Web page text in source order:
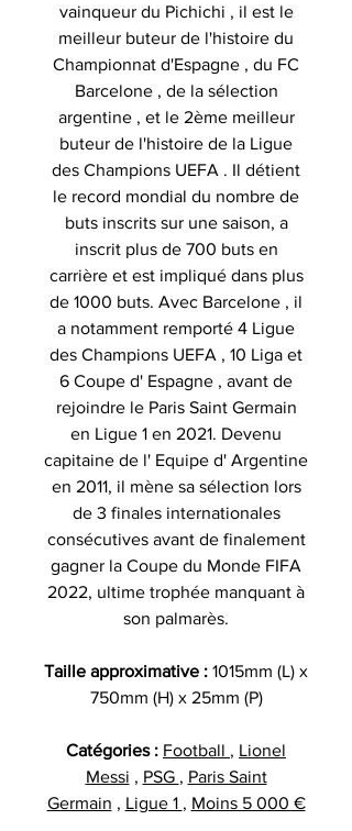
vainqueur du Pichichi , il est le
meilleur buteur de l'histoire du
Championnat d'Espagne , du FC
Barcelone , de la sélection
argentine , et le 2ème meilleur
buteur de l'histoire de la Ligue
des Champions UEFA . Il détient
le record mondial du nombre de
buts inscrits sur une saison, a
inscrit plus de 700 buts en
carrière et est impliqué dans plus
de 1000 buts. Avec Barcelone , il
a notamment remporté 4 Ligue
des Champions UEFA , 10 Liga et
6 Coupe d' Espagne , avant de
rejoindre le Paris Saint Germain
en Ligue 1 en 2021. Devenu
capitaine de l' Equipe d' Argentine
en 2011, il mène sa sélection lors
de 3 finales internationales
consécutives avant de finalement
gagner la Coupe du Monde FIFA
2022, ultime trophée manquant à
son palmarès.
Taille approximative : 1015mm (L) x
750mm (H) x 25mm (P)
Catégories : Football , Lionel
Messi , PSG , Paris Saint
Germain , Ligue 1 , Moins 5 000 €